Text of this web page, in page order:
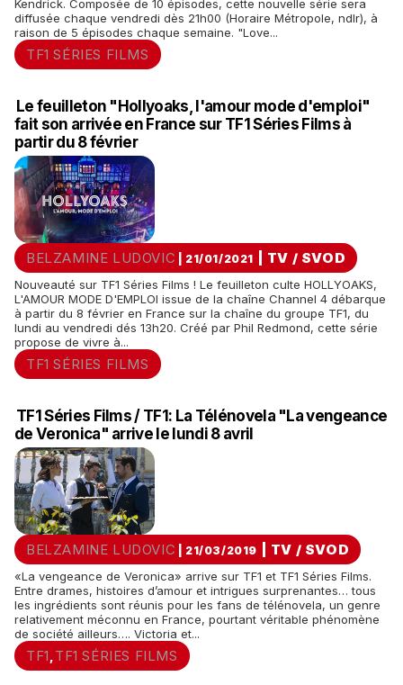
Kendrick. Composée de 10 épisodes, cette nouvelle série sera
diffusée chaque vendredi dès 21h00 (Horaire Métropole, ndlr), à
raison de 5 épisodes chaque semaine. "Love...
TF1 SÉRIES FILMS
Le feuilleton "Hollyoaks, l'amour mode d'emploi"
fait son arrivée en France sur TF1 Séries Films à
partir du 8 février
BELZAMINE LUDOVIC | 21/01/2021 TV / SVOD
Nouveauté sur TF1 Séries Films ! Le feuilleton culte HOLLYOAKS,
L'AMOUR MODE D'EMPLOI issue de la chaîne Channel 4 débarque
à partir du 8 février en France sur la chaîne du groupe TF1, du
lundi au vendredi dés 13h20. Créé par Phil Redmond, cette série
propose de vivre à...
TF1 SÉRIES FILMS
TF1 Séries Films / TF1: La Télénovela "La vengeance
de Veronica" arrive le lundi 8 avril
BELZAMINE LUDOVIC | 21/03/2019 TV / SVOD
«La vengeance de Veronica» arrive sur TF1 et TF1 Séries Films.
Entre drames, histoires d’amour et intrigues surprenantes… tous
les ingrédients sont réunis pour les fans de télénovela, un genre
relativement méconnu en France, pourtant véritable phénomène
de société ailleurs…. Victoria et...
TF1 TF1 SÉRIES FILMS